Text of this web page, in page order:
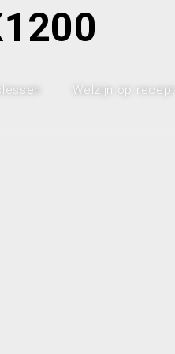
Welzijn op recept